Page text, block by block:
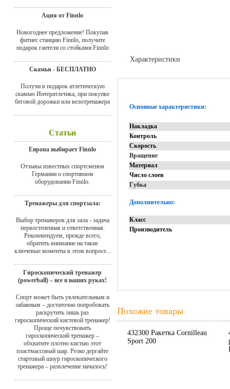
Ация от Finnlo
Новогоднее предложение! Покупая
фитнес станцию Finnlo, получите
подарок гантели со стойками Finnlo
Скамья - БЕСПЛАТНО
Получи в подарок атлетическую
скамью Интератлетика, при покупке
беговой дорожки или велотренажера
Статьи
Европа выбирает Finnlo
Отзывы известных спортсменов
Германии о спортивном
оборудовании Finnlo.
Тренажеры для спортзала:
Выбор тренажеров для зала - задача
первостепенная и ответственная.
Рекоммендуем, прежде всего,
обратить внимание на такие
ключевые моменты в этом вопросе...
Гироскопический тренажер
(powerball) – все в ваших руках!
Спорт может быть увлекательным и
забавным – достаточно попробовать
раскрутить лишь раз
гироскопический кистевой тренажер!
Проще почувствовать
гироскопический тренажер –
обхватите плотно кистью этот
пластмассовый шар. Резко дергайте
стартовый шнур гироскопического
тренажера – развлечение началось!
Характеристики
Основные характеристики:
Накладка
Контроль
Скорость
Вращение
Материал
Число слоев
Губка
Дополнительно:
Класс
Производитель
Похожие товары
432300 Ракетка Cornilleau
Sport 200